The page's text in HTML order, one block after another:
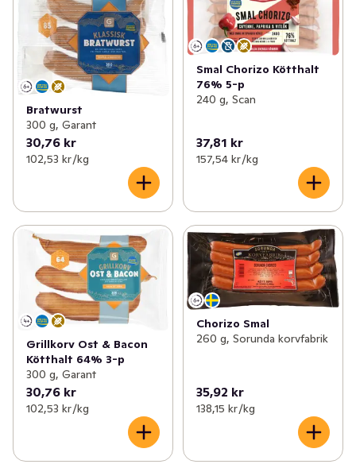
Bratwurst
300 g, Garant
30,76 kr
102,53 kr /kg
Smal Chorizo Kötthalt
76% 5-p
240 g, Scan
37,81 kr
157,54 kr /kg
Grillkorv Ost & Bacon
Kötthalt 64% 3-p
300 g, Garant
30,76 kr
102,53 kr /kg
Chorizo Smal
260 g, Sorunda korvfabrik
35,92 kr
138,15 kr /kg